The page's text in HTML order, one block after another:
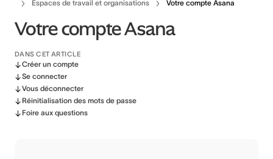
Espaces de travail et organisations
Votre compte Asana
Votre compte Asana
DANS CET ARTICLE
Créer un compte
Se connecter
Vous déconnecter
Réinitialisation des mots de passe
Foire aux questions